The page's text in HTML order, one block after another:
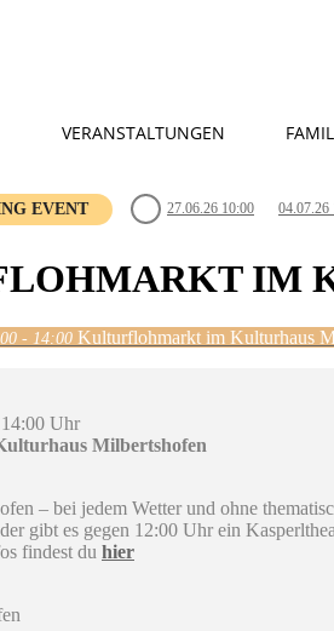
VERANSTALTUNGEN
EVENT 27.06.26 10:00 04.07.26
IM
- 14:00 Kulturflohmarkt im Kulturhaus
Uhr
Milbertshofen
– bei jedem Wetter und ohne
gibt es gegen 12:00 Uhr ein
findest du hier